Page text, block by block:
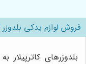
فروش لوازم یدکی
بلدوزرهای کاترپیلار